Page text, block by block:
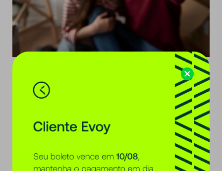
primeiro imóvel: como funciona e
por que vale a pena